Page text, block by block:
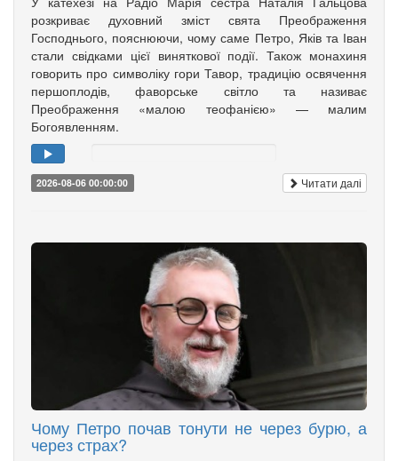
розкриває духовний зміст свята Преображення
Господнього, пояснюючи, чому саме Петро, Яків та Іван
стали свідками цієї виняткової події. Також монахиня
говорить про символіку гори Тавор, традицію освячення
першоплодів, фаворське світло та називає
Преображення «малою теофанією» — малим
Богоявленням.
2026-08-06 00:00:00 Читати далі
Чому Петро почав тонути не через бурю, а
через страх?